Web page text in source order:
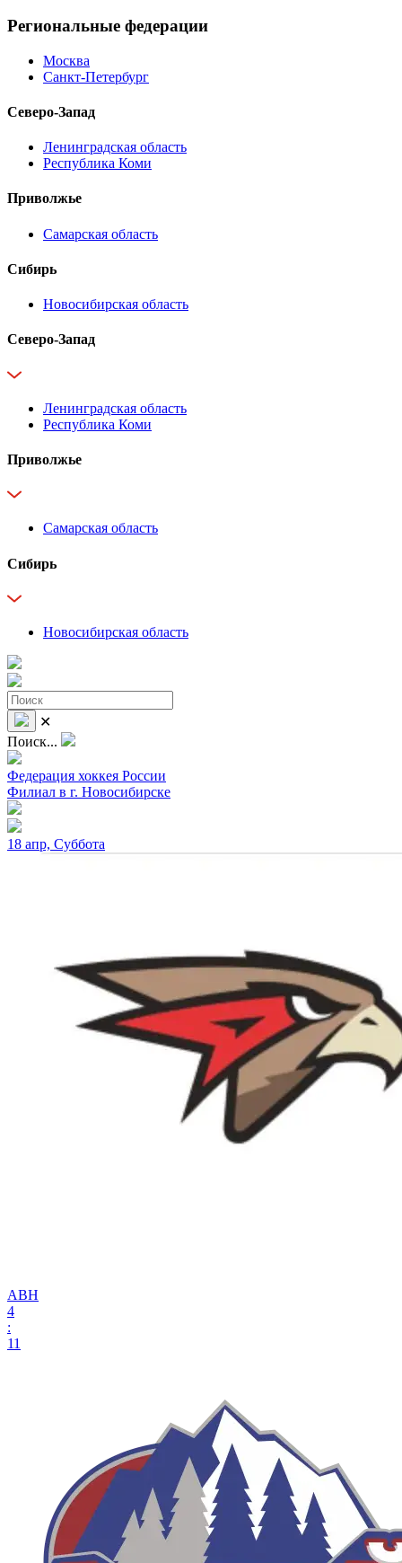
Региональные федерации
Москва
Санкт-Петербург
Северо-Запад
Ленинградская область
Республика Коми
Приволжье
Самарская область
Сибирь
Новосибирская область
Северо-Запад
Ленинградская область
Республика Коми
Приволжье
Самарская область
Сибирь
Новосибирская область
✕
Поиск...
Федерация хоккея России
Филиал в г. Новосибирске
18 апр, Суббота
АВН
4
:
11